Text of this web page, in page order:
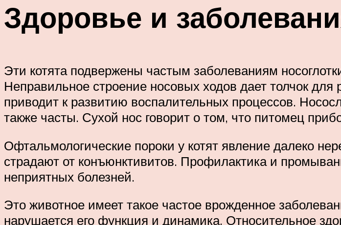
Здоровье и
Эти котята подвержены частым заболеваниям
Неправильное строение носовых ходов дает толчок для
приводит к развитию воспалительных процессов.
также часты. Сухой нос говорит о том, что питомец
Офтальмологические пороки у котят явление далеко
страдают от конъюнктивитов. Профилактика и
неприятных болезней.
Это животное имеет такое частое врожденное
нарушается его функция и динамика. Относительное